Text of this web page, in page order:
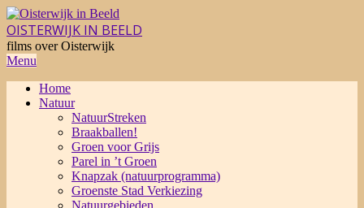
Skip
to
content
OISTERWIJK IN BEELD
films over Oisterwijk
Primary
Menu
Menu
Home
Natuur
NatuurStreken
Braakballen!
Groen voor Grijs
Parel in ’t Groen
Knapzak (natuurprogramma)
Groenste Stad Verkiezing
Natuurgebieden